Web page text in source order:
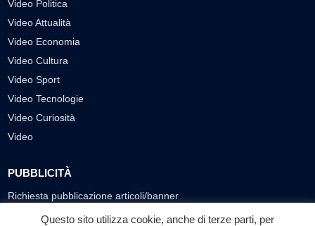
Video Politica
Video Attualità
Video Economia
Video Cultura
Video Sport
Video Tecnologie
Video Curiosità
Video
PUBBLICITÀ
Richiesta pubblicazione articoli/banner
Questo sito utilizza cookie, anche di terze parti, per